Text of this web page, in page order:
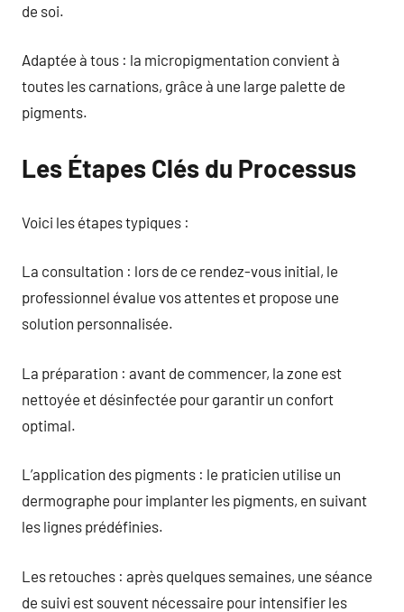
de soi.
Adaptée à tous : la micropigmentation convient à
toutes les carnations, grâce à une large palette de
pigments.
Les Étapes Clés du Processus
Voici les étapes typiques :
La consultation : lors de ce rendez-vous initial, le
professionnel évalue vos attentes et propose une
solution personnalisée.
La préparation : avant de commencer, la zone est
nettoyée et désinfectée pour garantir un confort
optimal.
L’application des pigments : le praticien utilise un
dermographe pour implanter les pigments, en suivant
les lignes prédéfinies.
Les retouches : après quelques semaines, une séance
de suivi est souvent nécessaire pour intensifier les